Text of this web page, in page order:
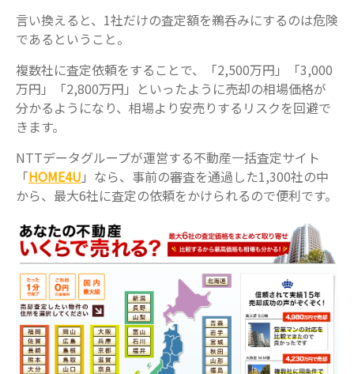
言い換えると、1社だけの査定額を鵜呑みにするのは危険
であるということ。
複数社に査定依頼をすることで、「2,500万円」「3,000
万円」「2,800万円」といったように売却の相場価格が
分かるようになり、相場より安売りするリスクを回避で
きます。
NTTデータグループが運営する不動産一括査定サイト
「HOME4U 」なら、事前の審査を通過した1,300社の中
から、最大6社に査定の依頼をかけられるので便利です。